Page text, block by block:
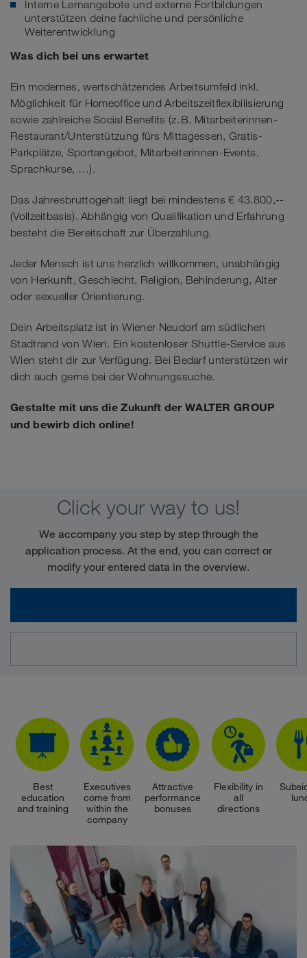
Interne Lernangebote und externe Fortbildungen
unterstützen deine fachliche und persönliche
Weiterentwicklung
Was dich bei uns erwartet
Ein modernes, wertschätzendes Arbeitsumfeld inkl.
Möglichkeit für Homeoffice und Arbeitszeitflexibilisierung
sowie zahlreiche Social Benefits (z. B. Mitarbeiterinnen-
Restaurant/Unterstützung fürs Mittagessen, Gratis-
Parkplätze, Sportangebot, Mitarbeiterinnen-Events,
Sprachkurse, …).
Das Jahresbruttogehalt liegt bei mindestens € 43.800,--
(Vollzeitbasis). Abhängig von Qualifikation und Erfahrung
besteht die Bereitschaft zur Überzahlung.
Jeder Mensch ist uns herzlich willkommen, unabhängig
von Herkunft, Geschlecht, Religion, Behinderung, Alter
oder sexueller Orientierung.
Dein Arbeitsplatz ist in Wiener Neudorf am südlichen
Stadtrand von Wien. Ein kostenloser Shuttle-Service aus
Wien steht dir zur Verfügung. Bei Bedarf unterstützen wir
dich auch gerne bei der Wohnungssuche.
Gestalte mit uns die Zukunft der WALTER GROUP
und bewirb dich online!
Click your way to us!
We accompany you step by step through the
application process. At the end, you can correct or
modify your entered data in the overview.
Best
education
and training
Executives
come from
within the
company
Attractive
performance
bonuses
Flexibility in
all
directions